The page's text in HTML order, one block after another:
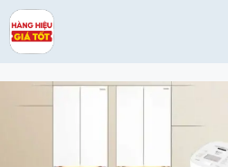
Skip
to
content